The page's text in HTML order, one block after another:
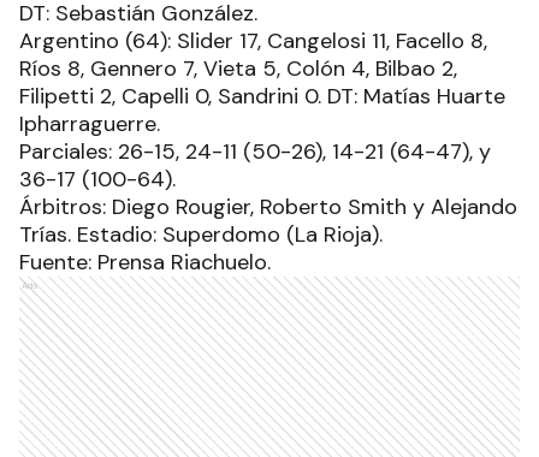
DT: Sebastián González.
Argentino (64): Slider 17, Cangelosi 11, Facello 8,
Ríos 8, Gennero 7, Vieta 5, Colón 4, Bilbao 2,
Filipetti 2, Capelli 0, Sandrini 0. DT: Matías Huarte
Ipharraguerre.
Parciales: 26-15, 24-11 (50-26), 14-21 (64-47), y
36-17 (100-64).
Árbitros: Diego Rougier, Roberto Smith y Alejando
Trías. Estadio: Superdomo (La Rioja).
Fuente: Prensa Riachuelo.
Ads